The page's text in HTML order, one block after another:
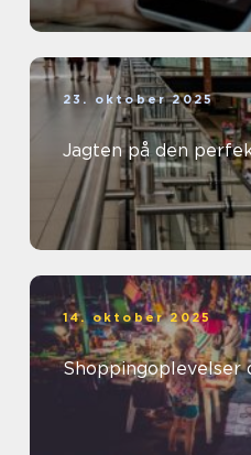
23. oktober 2025
Jagten på den
14. oktober 2025
Shoppingoplevelser